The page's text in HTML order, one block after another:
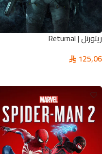
ريتورنل | Returnal
125,06